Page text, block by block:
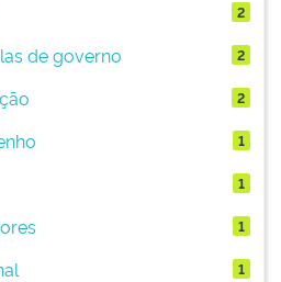
2
de governo 2
2
1
1
1
1